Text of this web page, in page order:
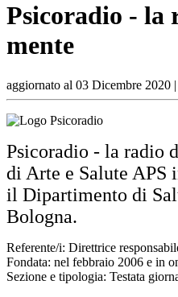
Psicoradio - la
mente
aggiornato al 03 Dicembre 2020
Psicoradio - la radio
di Arte e Salute APS
il Dipartimento di
Bologna.
Referente/i: Direttrice
Fondata: nel febbraio 2006 e in
Sezione e tipologia: Testata